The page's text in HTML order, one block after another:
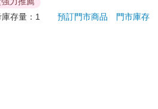
期，退回商品須為全新狀態**
庫存量：1 預訂門市商品
門市庫存